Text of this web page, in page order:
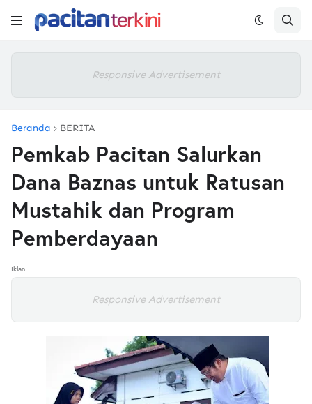
Responsive Advertisement
Beranda BERITA
Pemkab Pacitan Salurkan
Dana Baznas untuk Ratusan
Mustahik dan Program
Pemberdayaan
Iklan
Responsive Advertisement